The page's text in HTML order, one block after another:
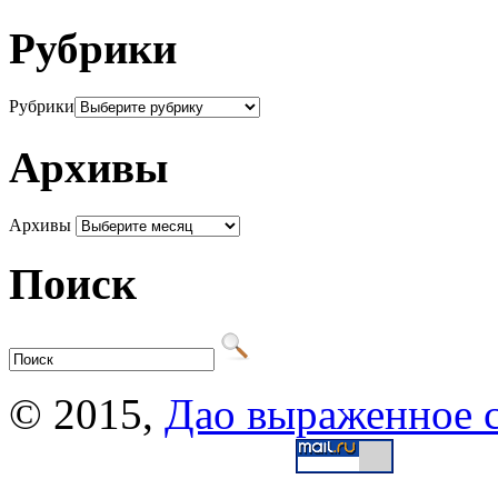
Рубрики
Рубрики
Архивы
Архивы
Поиск
© 2015, Дао выраженное